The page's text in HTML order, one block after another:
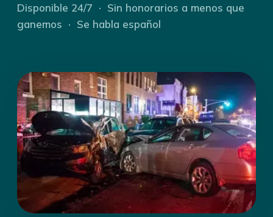
Disponible 24/7 · Sin honorarios a menos que
ganemos · Se habla español